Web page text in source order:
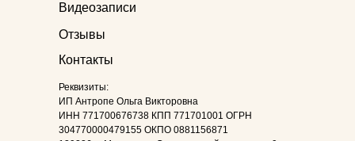
Видеозаписи
Отзывы
Контакты
Реквизиты:
ИП Антропе Ольга Викторовна
ИНН 771700676738 КПП 771701001 ОГРН
304770000479155 ОКПО 0881156871